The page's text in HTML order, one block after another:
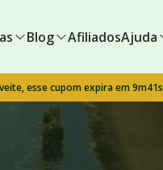
Blog AfiliadosAjuda
esse cupom expira em 9m40s